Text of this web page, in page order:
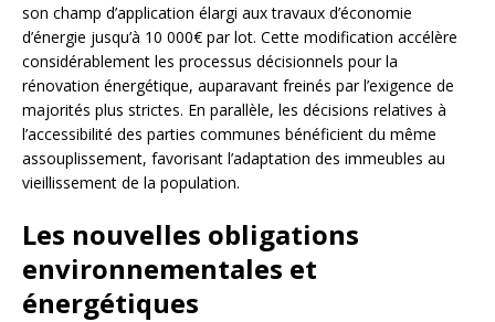
son champ d’application élargi aux travaux d’économie
d’énergie jusqu’à 10 000€ par lot. Cette modification accélère
considérablement les processus décisionnels pour la
rénovation énergétique, auparavant freinés par l’exigence de
majorités plus strictes. En parallèle, les décisions relatives à
l’accessibilité des parties communes bénéficient du même
assouplissement, favorisant l’adaptation des immeubles au
vieillissement de la population.
Les nouvelles obligations
environnementales et
énergétiques